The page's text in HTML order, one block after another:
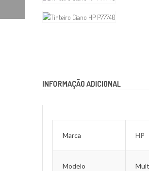
INFORMAÇÃO ADICIONAL
Marca HP
Modelo